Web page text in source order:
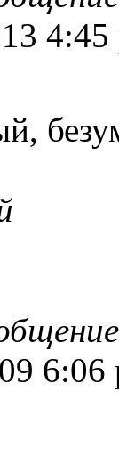
4:45
6:06